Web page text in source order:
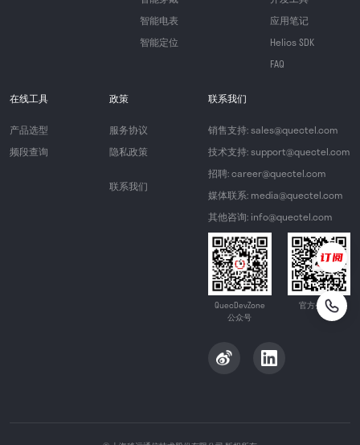
智能电表
智能定位
应用笔记
Helios SDK
FAQ
在线工具
产品选型
频段查询
政策
服务协议
隐私政策
联系我们
联系我们
销售支持: sales@quectel.com
技术支持: support@quectel.com
招聘: career@quectel.com
媒体联系: media@quectel.com
其他咨询: info@quectel.com
QuecDevZone
公众号
官方公众号